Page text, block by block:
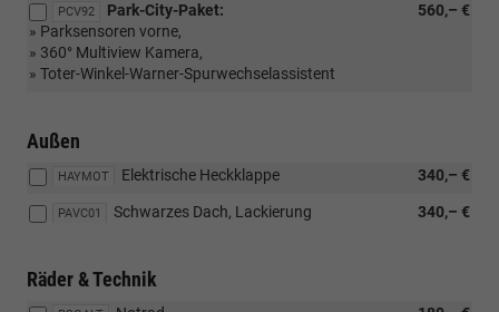
PCV92 560,– €
Park-City-Paket:
» Parksensoren vorne,
» 360° Multiview Kamera,
» Toter-Winkel-Warner-Spurwechselassistent
Außen
HAYMOT 340,– €
Elektrische Heckklappe
PAVC01 340,– €
Schwarzes Dach, Lackierung
Räder & Technik